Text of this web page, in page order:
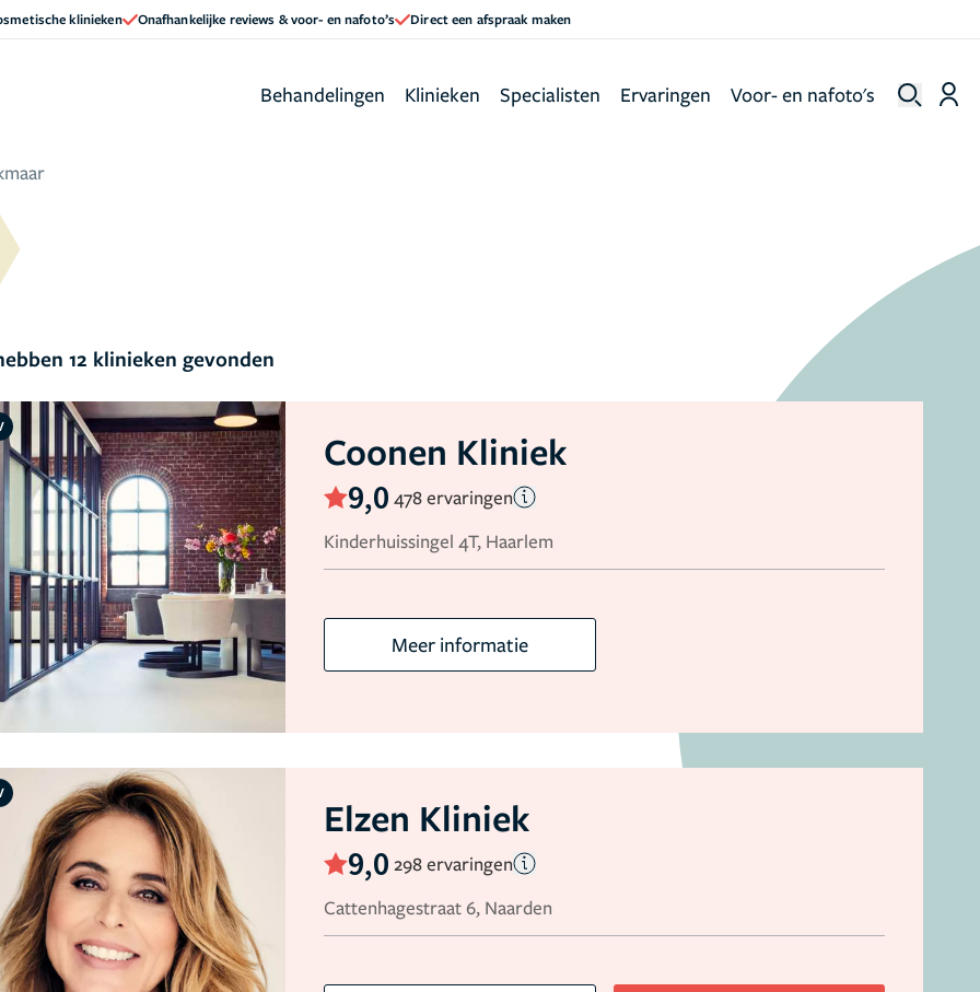
klinieken Onafhankelijke reviews & voor- en nafoto’s Direct een afspraak maken
Behandelingen Klinieken Specialisten Ervaringen Voor- en nafoto's
12 klinieken gevonden
Coonen Kliniek
9,0 478 ervaringen
Kinderhuissingel 4T, Haarlem
Meer informatie
Elzen Kliniek
9,0 298 ervaringen
Cattenhagestraat 6, Naarden